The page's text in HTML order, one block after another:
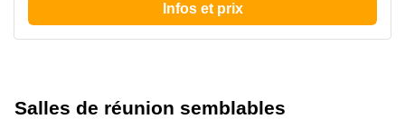
Infos et prix
Salles de réunion semblables